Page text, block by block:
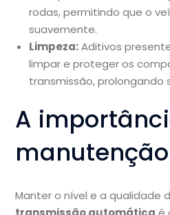
rodas, permitindo que o
suavemente.
Limpeza:Aditivos
limpar e proteger os
transmissão, prolongando
A
Manter o nível e a qualidade